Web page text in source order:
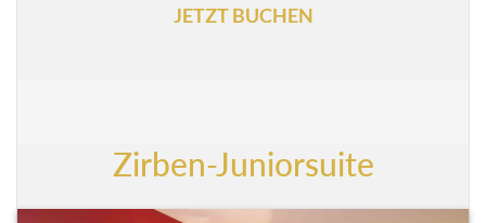
JETZT BUCHEN
Zirben-Juniorsuite